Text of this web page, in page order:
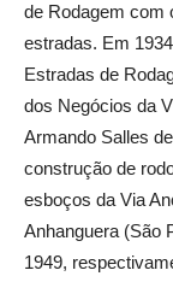
de Rodagem com
estradas. Em
Estradas de
dos Negócios da
Armando Salles
construção de
esboços da Via
Anhanguera (São
1949,